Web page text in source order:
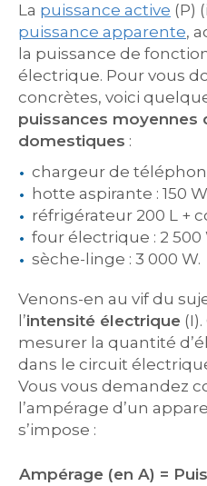
La puissance active (P)
puissance apparente,
la puissance de
électrique. Pour vous
concrètes, voici
puissances moyennes
domestiques :
chargeur de
hotte aspirante : 150
réfrigérateur 200 L +
four électrique : 2 500
sèche-linge : 3 000 W.
Venons-en au vif du
l’intensité électrique
mesurer la quantité
dans le circuit
Vous vous demandez
l’ampérage d’un
s’impose :
Ampérage (en A) =